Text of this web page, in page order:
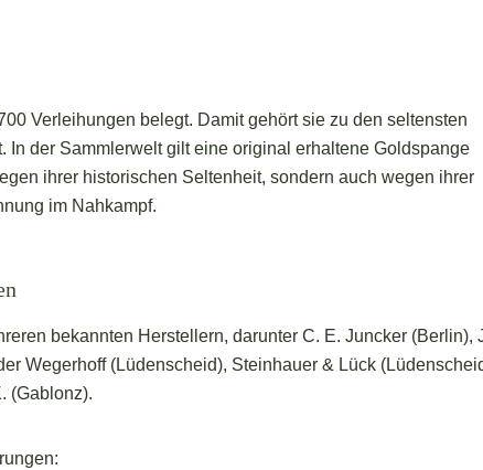
Verleihungen belegt. Damit gehört sie zu den seltensten
In der Sammlerwelt gilt eine original erhaltene Goldspange
ihrer historischen Seltenheit, sondern auch wegen ihrer
im Nahkampf.
bekannten Herstellern, darunter C. E. Juncker (Berlin),
Wegerhoff (Lüdenscheid), Steinhauer & Lück
(Gablonz).